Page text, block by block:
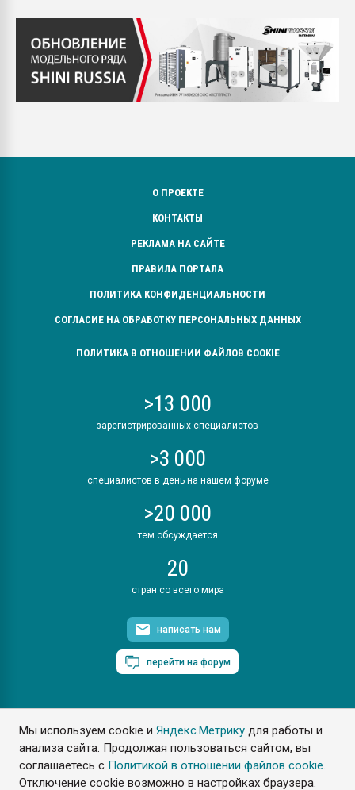
Мы используем cookie иЯндекс.Метрику для работы и
анализа сайта. Продолжая пользоваться сайтом, вы
соглашаетесь с Политикой в отношении файлов cookie.
Отключение cookie возможно в настройках браузера.
О ПРОЕКТЕ
КОНТАКТЫ
РЕКЛАМА НА САЙТЕ
ПРАВИЛА ПОРТАЛА
ПОЛИТИКА КОНФИДЕНЦИАЛЬНОСТИ
СОГЛАСИЕ НА ОБРАБОТКУ ПЕРСОНАЛЬНЫХ ДАННЫХ
ПОЛИТИКА В ОТНОШЕНИИ ФАЙЛОВ COOKIE
>13 000
зарегистрированных специалистов
>3 000
специалистов в день на нашем форуме
>20 000
тем обсуждается
20
стран со всего мира
написать нам
перейти на форум
ПластЭксперт © 2006. Все права защищены
Разрешается копирование материалов сайта с обязательной
ссылкой на www.e-plastic.ru
Разработка сайта